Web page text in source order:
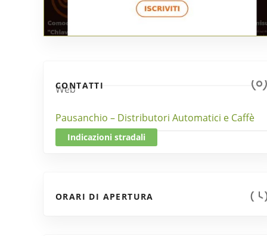
CONTATTI
Web
Pausanchio – Distributori Automatici e Caffè
Indicazioni stradali
ORARI DI APERTURA